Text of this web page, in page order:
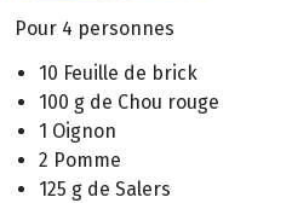
Pour 4 personnes
10 Feuille de brick
100 g de Chou rouge
1 Oignon
2 Pomme
125 g de Salers